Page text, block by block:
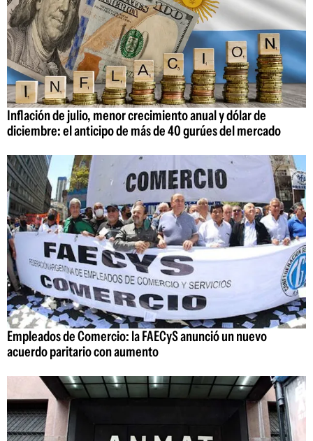
Inflación de julio, menor crecimiento anual y dólar de
diciembre: el anticipo de más de 40 gurúes del mercado
Empleados de Comercio: la FAECyS anunció un nuevo
acuerdo paritario con aumento